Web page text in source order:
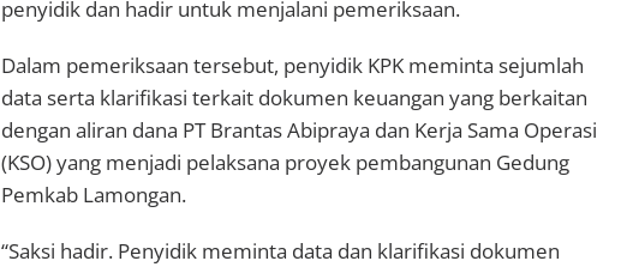
penyidik dan hadir untuk menjalani pemeriksaan.
Dalam pemeriksaan tersebut, penyidik KPK meminta sejumlah
data serta klarifikasi terkait dokumen keuangan yang berkaitan
dengan aliran dana PT Brantas Abipraya dan Kerja Sama Operasi
(KSO) yang menjadi pelaksana proyek pembangunan Gedung
Pemkab Lamongan.
“Saksi hadir. Penyidik meminta data dan klarifikasi dokumen